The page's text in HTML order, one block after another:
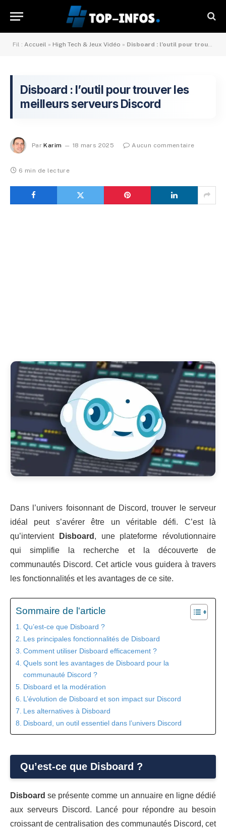
Fil : Accueil » High Tech & Jeux Vidéo » Disboard : l’outil pour trouver les meilleurs serveurs Discord
Disboard : l’outil pour trouver les
meilleurs serveurs Discord
Par Karim 18 mars 2025 Aucun commentaire
6 min de lecture
Dans l’univers foisonnant de Discord, trouver le serveur
idéal peut s’avérer être un véritable défi. C’est là
qu’intervient
Disboard , une plateforme révolutionnaire
qui simplifie la recherche et la découverte de
communautés Discord. Cet article vous guidera à travers
les fonctionnalités et les avantages de ce site.
Sommaire de l'article
Qu’est-ce que Disboard ?
Les principales fonctionnalités de Disboard
Comment utiliser Disboard efficacement ?
Quels sont les avantages de Disboard pour la
communauté Discord ?
Disboard et la modération
L’évolution de Disboard et son impact sur Discord
Les alternatives à Disboard
Disboard, un outil essentiel dans l’univers Discord
Qu’est-ce que Disboard ?
Disboard se présente comme un annuaire en ligne dédié
aux serveurs Discord. Lancé pour répondre au besoin
croissant de centralisation des communautés Discord, cet